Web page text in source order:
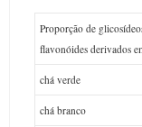
Proporção de
flavonóides derivados
chá verde
chá branco